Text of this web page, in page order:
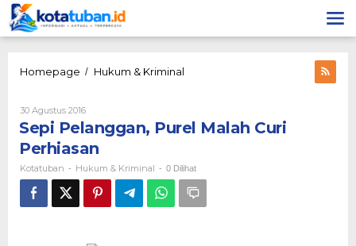
Lewati
ke
konten
Homepage / Hukum & Kriminal
Curi
30 Agustus 2016Oleh
Sepi Pelanggan, Purel Malah Curi
Perhiasan
Kotatuban - Hukum & Kriminal - 0 Dilihat